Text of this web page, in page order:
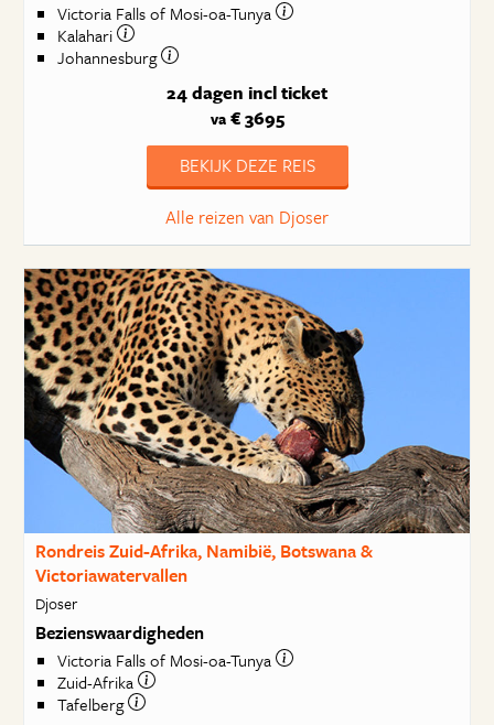
Victoria Falls of Mosi-oa-Tunya
Kalahari
Johannesburg
24 dagen incl ticket
va€ 3695
BEKIJK DEZE REIS
Alle reizen van Djoser
Rondreis Zuid-Afrika, Namibië, Botswana &
Victoriawatervallen
Djoser
Bezienswaardigheden
Victoria Falls of Mosi-oa-Tunya
Zuid-Afrika
Tafelberg